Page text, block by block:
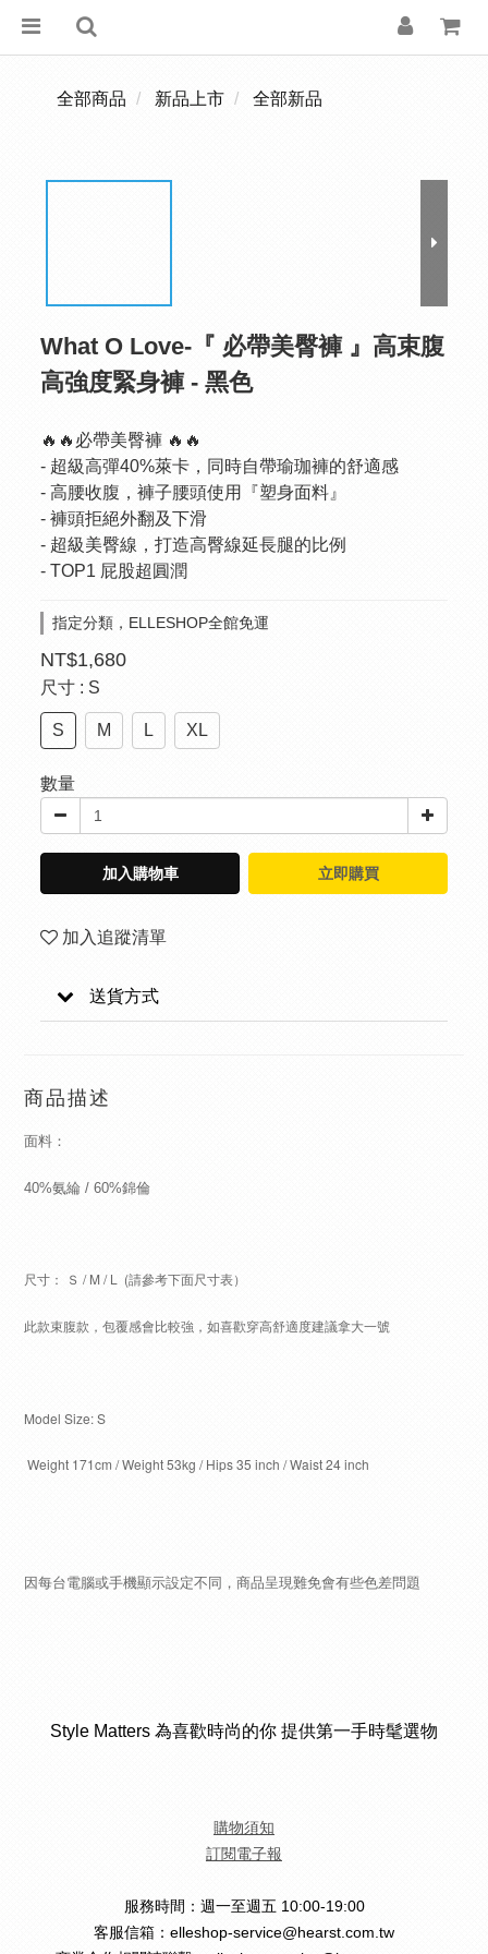
全部商品 新品上市 全部新品
What O Love-『 必帶美臀褲 』高束腹
高強度緊身褲 - 黑色
🔥🔥必帶美臀褲 🔥🔥
- 超級高彈40%萊卡，同時自帶瑜珈褲的舒適感
- 高腰收腹，褲子腰頭使用『塑身面料』
- 褲頭拒絕外翻及下滑
- 超級美臀線，打造高臀線延長腿的比例
- TOP1 屁股超圓潤
指定分類，ELLESHOP全館免運
NT$1,680
尺寸 : S
S M L XL
數量
加入購物車 立即購買
加入追蹤清單
送貨方式
商品描述
面料：
40%氨綸 / 60%錦倫
尺寸： Ｓ / M / L (請參考下面尺寸表）
此款束腹款，包覆感會比較強，如喜歡穿高舒適度建議拿大一號
Model Size: S
Weight 171cm / Weight 53kg / Hips 35 inch / Waist 24 inch
因每台電腦或手機顯示設定不同，商品呈現難免會有些色差問題
Style Matters 為喜歡時尚的你 提供第一手時髦選物
購物須知
訂閱電子報
服務時間：週一至週五 10:00-19:00
客服信箱：elleshop-service@hearst.com.tw